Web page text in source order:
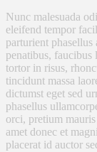
Nunc malesuada
eleifend tempor
parturient
penatibus,
tortor in risus,
tincidunt massa
dictumst eget sed
phasellus
orci, pretium
amet donec et
placerat id auctor